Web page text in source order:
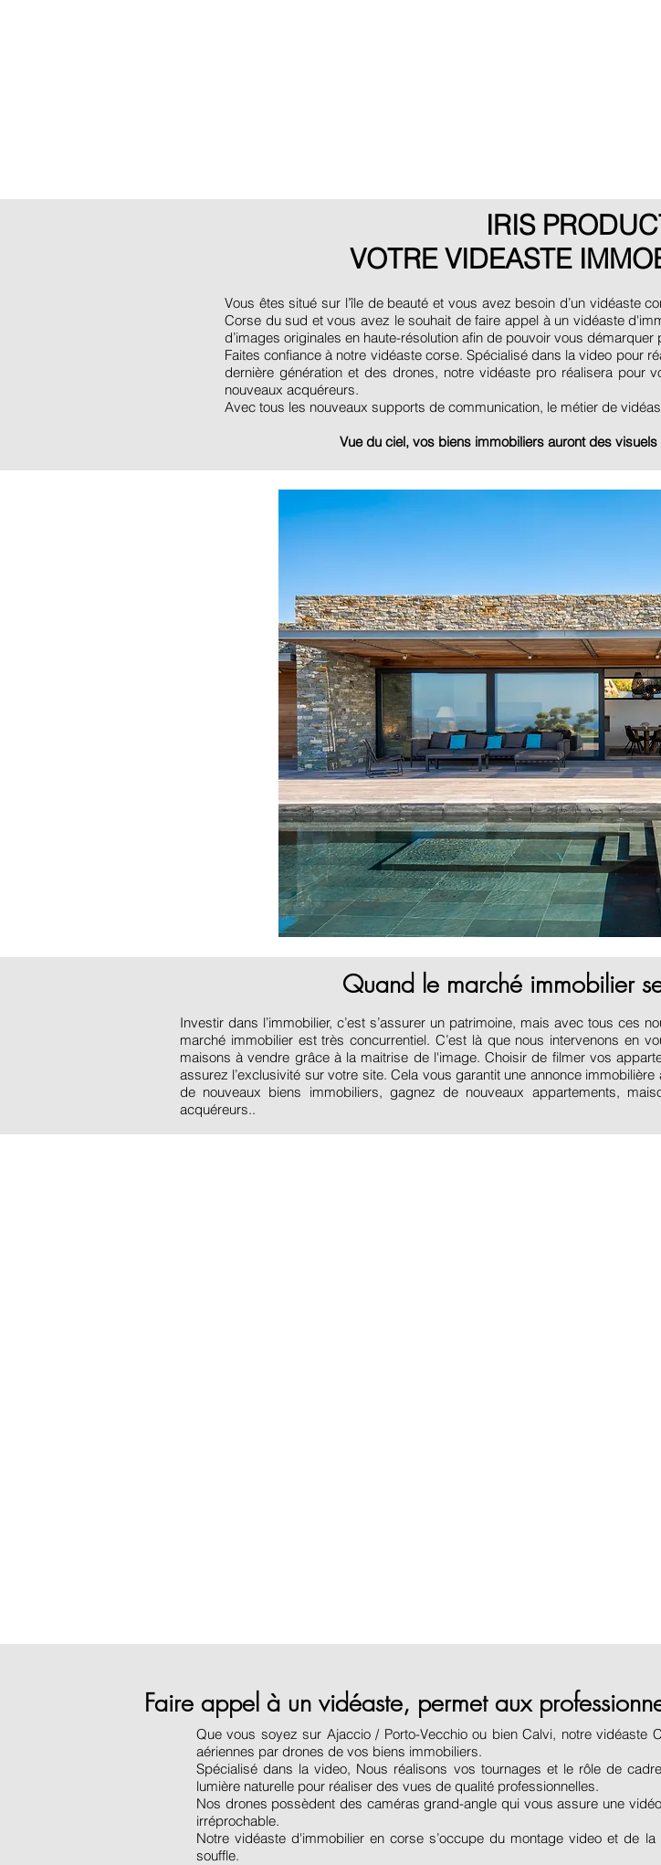
IRIS
VOTRE VIDEASTE
Vous êtes situé sur l’île de beauté et vous avez besoin d’un vidéaste
Corse du sud et vous avez le souhait de faire appel à un vidéaste
d’images originales en haute-résolution afin de pouvoir vous
Faites confiance à notre vidéaste corse. Spécialisé dans la video pour
dernière génération et des drones, notre vidéaste pro réalisera pour
nouveaux acquéreurs.
Avec tous les nouveaux supports de communication, le métier de
Vue du ciel, vos biens immobiliers auront des
Quand le marché immobilier
Investir dans l’immobilier, c’est s’assurer un patrimoine, mais avec tous ces
marché immobilier est très concurrentiel. C’est là que nous intervenons en
maisons à vendre grâce à la maitrise de l'image. Choisir de filmer vos
assurez l’exclusivité sur votre site. Cela vous garantit une annonce
de nouveaux biens immobiliers, gagnez de nouveaux appartements,
acquéreurs..
Que vous soyez sur Ajaccio / Porto-Vecchio ou bien Calvi, notre
aériennes par drones de vos biens immobiliers.
Spécialisé dans la video, Nous réalisons vos tournages et le rôle de
lumière naturelle pour réaliser des vues de qualité professionnelles.
Nos drones possèdent des caméras grand-angle qui vous assure une
irréprochable.
Notre vidéaste d'immobilier en corse s’occupe du montage video et de
souffle.
Faire appel à un vidéaste, permet aux